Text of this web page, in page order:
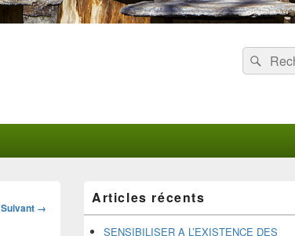
Suivant →
principale
de
widget
Articles récents
SENSIBILISER A L’EXISTENCE DES